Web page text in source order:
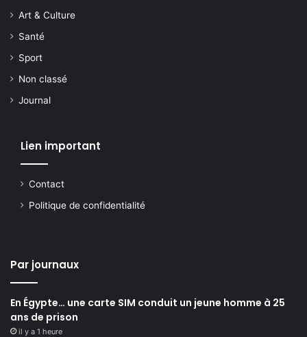
Art & Culture
Santé
Sport
Non classé
Journal
Lien important
Contact
Politique de confidentialité
Par journaux
En Égypte… une carte SIM conduit un jeune homme à 25
ans de prison
il y a 1 heure